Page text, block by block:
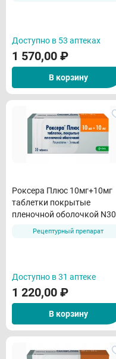
Доступно в 53 аптеках
1 570,00 ₽
В корзину
Роксера Плюс 10мг+10мг
таблетки покрытые
пленочной оболочкой N30
Рецептурный препарат
Доступно в 31 аптеке
1 220,00 ₽
В корзину